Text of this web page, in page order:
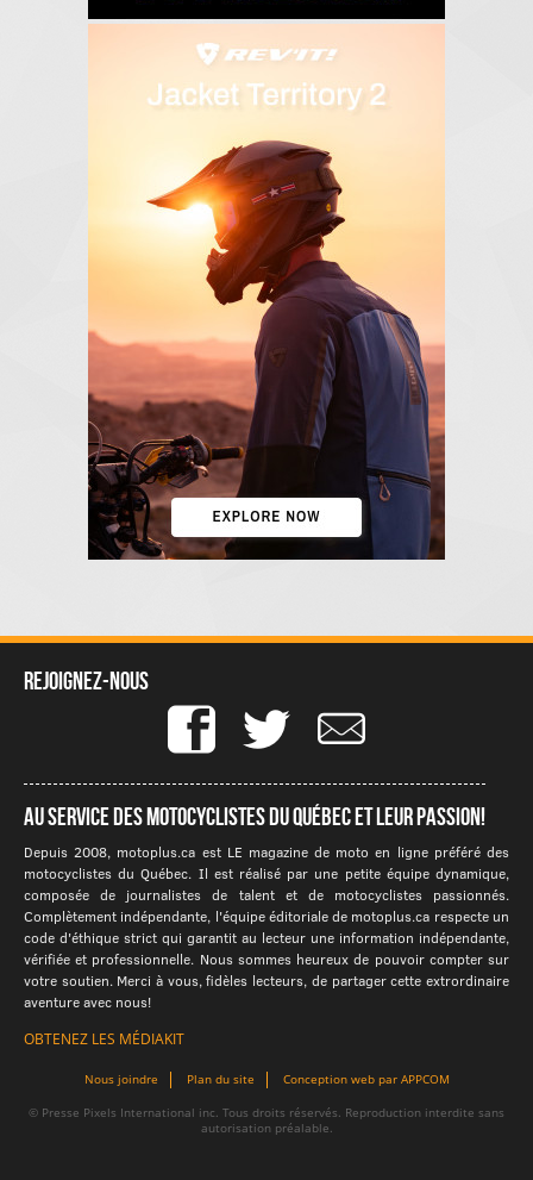
Rejoignez-nous
Au service des motocyclistes du québec et leur passion!
Depuis 2008, motoplus.ca est LE magazine de moto en ligne préféré des
motocyclistes du Québec. Il est réalisé par une petite équipe dynamique,
composée de journalistes de talent et de motocyclistes passionnés.
Complètement indépendante, l'équipe éditoriale de motoplus.ca respecte un
code d'éthique strict qui garantit au lecteur une information indépendante,
vérifiée et professionnelle. Nous sommes heureux de pouvoir compter sur
votre soutien. Merci à vous, fidèles lecteurs, de partager cette extrordinaire
aventure avec nous!
OBTENEZ LES MÉDIAKIT
Nous joindre Plan du site Conception web par APPCOM
© Presse Pixels International inc. Tous droits réservés. Reproduction interdite sans
autorisation préalable.